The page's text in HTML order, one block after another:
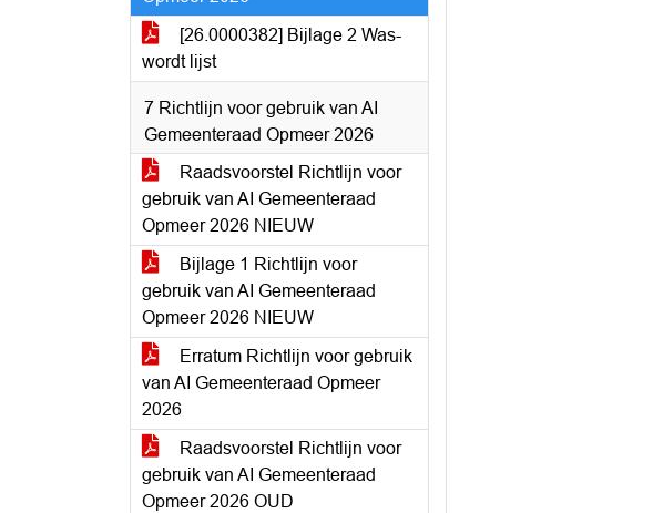
[26.0000382] Bijlage 2 Was-
wordt lijst
7 Richtlijn voor gebruik van AI
Gemeenteraad Opmeer 2026
Raadsvoorstel Richtlijn voor
gebruik van AI Gemeenteraad
Opmeer 2026 NIEUW
Bijlage 1 Richtlijn voor
gebruik van AI Gemeenteraad
Opmeer 2026 NIEUW
Erratum Richtlijn voor gebruik
van AI Gemeenteraad Opmeer
2026
Raadsvoorstel Richtlijn voor
gebruik van AI Gemeenteraad
Opmeer 2026 OUD